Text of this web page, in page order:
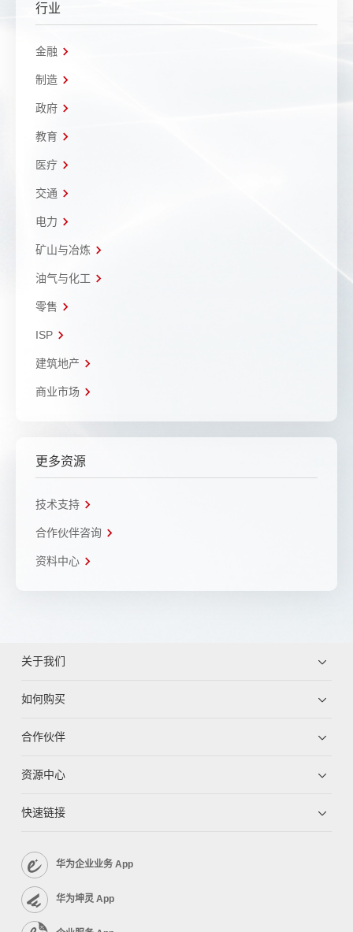
行业
金融
制造
政府
教育
医疗
交通
电力
矿山与冶炼
油气与化工
零售
ISP
建筑地产
商业市场
更多资源
技术支持
合作伙伴咨询
资料中心
关于我们
如何购买
合作伙伴
资源中心
快速链接
华为企业业务 App
华为坤灵 App